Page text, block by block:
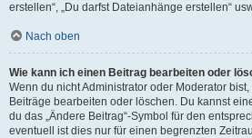
erstellen“, „Du darfst Dateianhänge erstellen“
Nach oben
Wie kann ich einen Beitrag bearbeiten oder
Wenn du nicht Administrator oder Moderator
Beiträge bearbeiten oder löschen. Du kannst
du das „Ändere Beitrag“-Symbol für den
eventuell ist dies nur für einen begrenzten